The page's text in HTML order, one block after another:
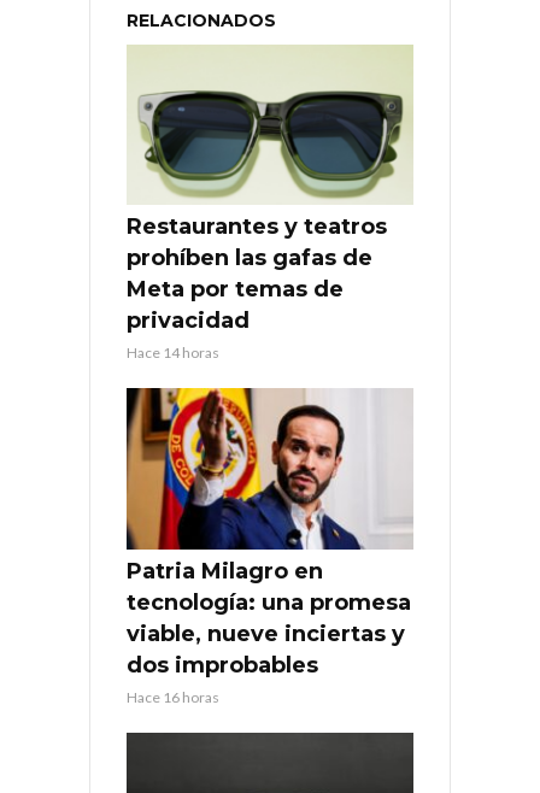
RELACIONADOS
Restaurantes y teatros
prohíben las gafas de
Meta por temas de
privacidad
Hace 14 horas
Patria Milagro en
tecnología: una promesa
viable, nueve inciertas y
dos improbables
Hace 16 horas